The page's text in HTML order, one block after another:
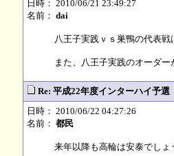
日時： 2010/06/21 23:49:27
名前： dai
八王子実践ｖｓ巣鴨の代表戦
また、八王子実践のオーダー
Re: 平成22年度インターハイ予選
日時： 2010/06/22 04:27:26
名前： 都民
来年以降も高輪は安泰でしょ